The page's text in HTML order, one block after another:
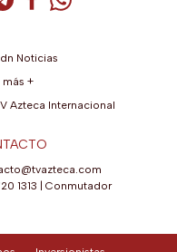
Noticias
más +
Azteca Internacional
1313
Conmutador